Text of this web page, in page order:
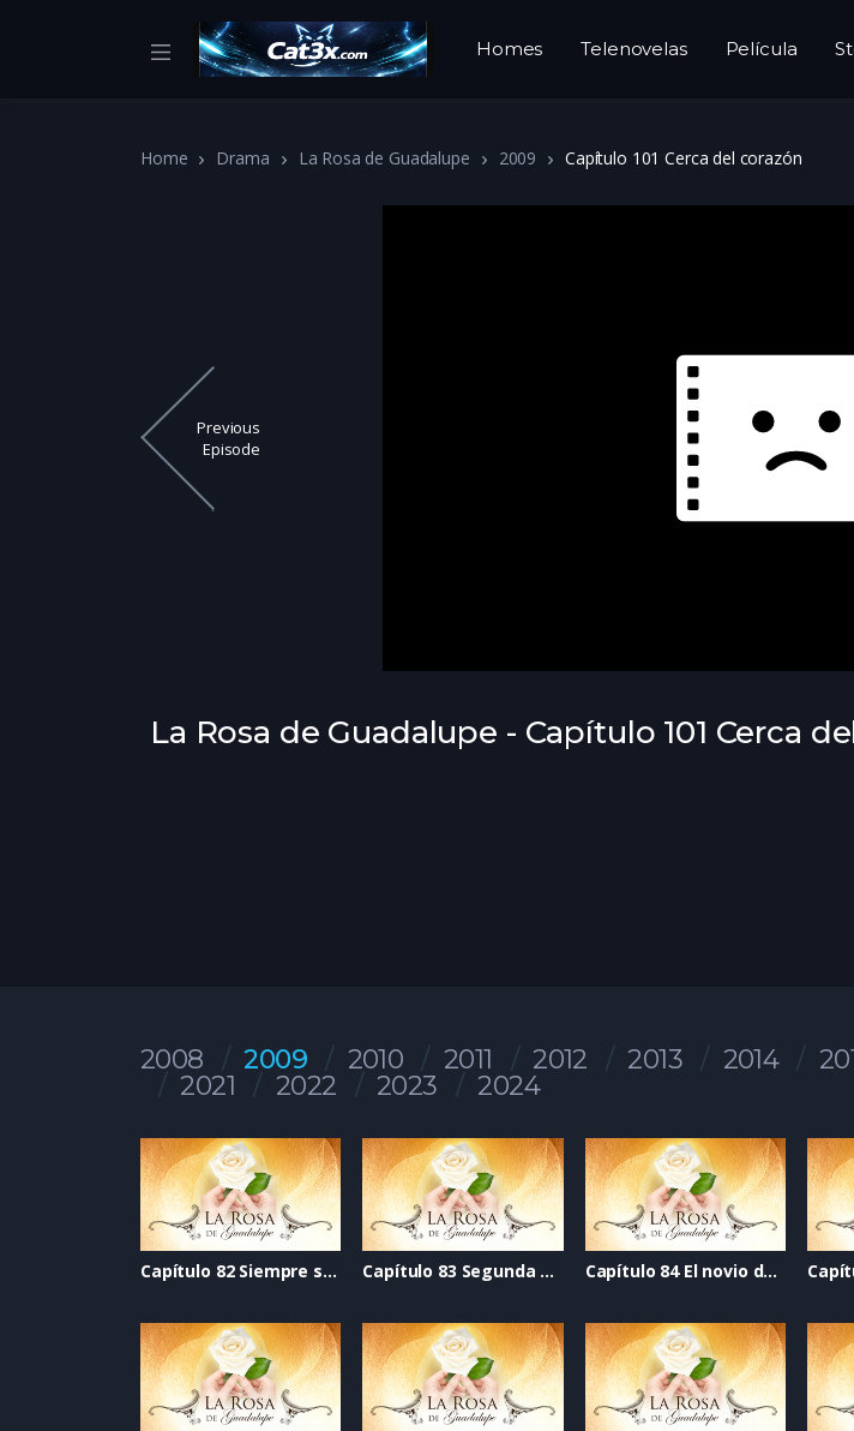
Homes Telenovelas Película
Home Drama La Rosa de Guadalupe 2009 Capítulo 101 Cerca del corazón
Previous
Episode
La Rosa de Guadalupe - Capítulo 101 Cerca
2008 2009 2010 2011 2012 2013 2014
2021
2022 2023 2024
Capítulo 82 Siempre se puede Capítulo 83 Segunda vuelta Capítulo 84 El novio de mi mejor amiga